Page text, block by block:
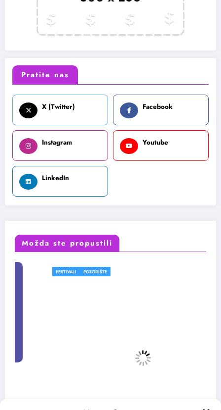
Pratite nas
X (Twitter) Facebook
Instagram Youtube
LinkedIn
Možda ste propustili
POZORIŠTE